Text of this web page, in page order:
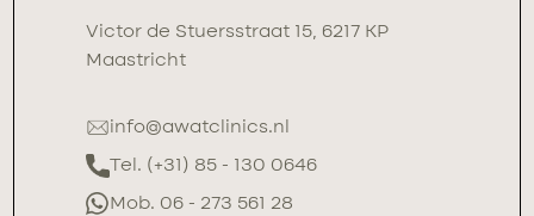
Victor de Stuersstraat 15, 6217 KP
Maastricht
info@awatclinics.nl
Tel. (+31) 85 - 130 0646
Mob. 06 - 273 561 28